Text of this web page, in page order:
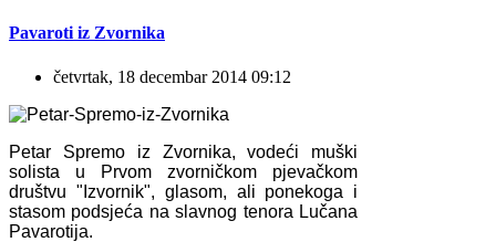
Pavaroti iz Zvornika
četvrtak, 18 decembar 2014 09:12
Petar Spremo iz Zvornika, vodeći muški
solista u Prvom zvorničkom pjevačkom
društvu "Izvornik", glasom, ali ponekoga i
stasom podsjeća na slavnog tenora Lučana
Pavarotija.